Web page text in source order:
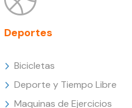
Deportes
Bicicletas
Deporte y Tiempo Libre
Maquinas de Ejercicios